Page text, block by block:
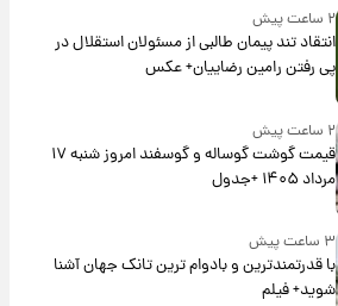
۲ ساعت پیش
انتقاد تند پیمان طالبی از مسئولان استقلال در
پی رفتن رامین رضاییان+ عکس
۲ ساعت پیش
قیمت گوشت گوساله و گوسفند امروز شنبه ۱۷
مرداد ۱۴۰۵ +جدول
۳ ساعت پیش
با قدرتمندترین و بادوام ترین تانک جهان آشنا
شوید+ فیلم